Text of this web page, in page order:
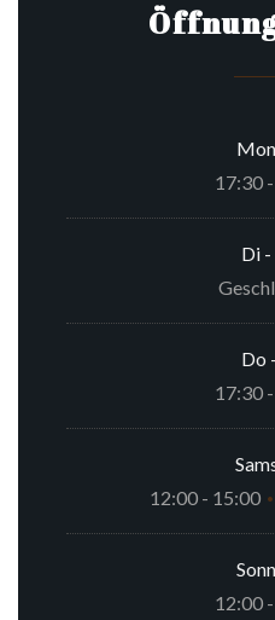
17:30
Di -
Do -
17:30
12:00 - 15:00 •
12:00